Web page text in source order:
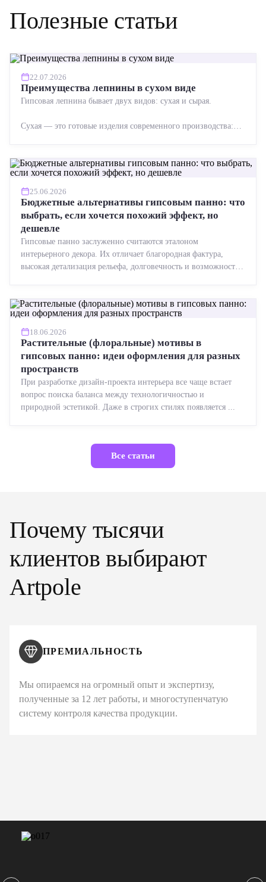
Полезные статьи
22.07.2026
Преимущества лепнины в сухом виде
Гипсовая лепнина бывает двух видов: сухая и сырая.
Сухая — это готовые изделия современного производства:
25.06.2026
Бюджетные альтернативы гипсовым панно: что
выбрать, если хочется похожий эффект, но
дешевле
Гипсовые панно заслуженно считаются эталоном
интерьерного декора. Их отличает благородная фактура,
высокая детализация рельефа, долговечность и возможность
18.06.2026
Растительные (флоральные) мотивы в
гипсовых панно: идеи оформления для разных
пространств
При разработке дизайн-проекта интерьера все чаще встает
вопрос поиска баланса между технологичностью и
природной эстетикой. Даже в строгих стилях появляется ...
Все статьи
Почему тысячи
клиентов выбирают
Artpole
ПРЕМИАЛЬНОСТЬ
Мы опираемся на огромный опыт и экспертизу,
полученные за 12 лет работы, и многоступенчатую
систему контроля качества продукции.